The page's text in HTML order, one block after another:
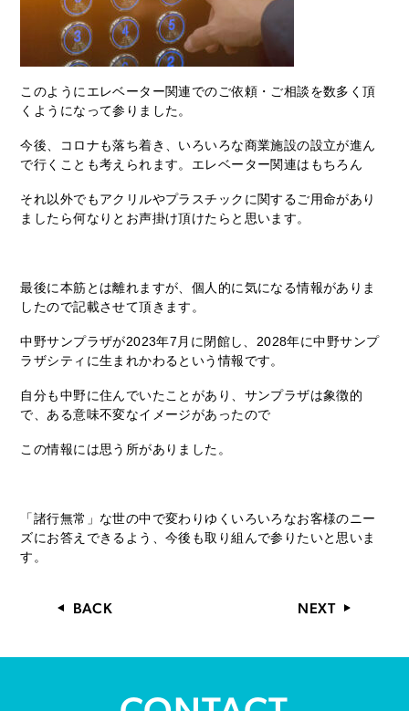
このようにエレベーター関連でのご依頼・ご相談を数多く頂
くようになって参りました。
今後、コロナも落ち着き、いろいろな商業施設の設立が進ん
で行くことも考えられます。エレベーター関連はもちろん
それ以外でもアクリルやプラスチックに関するご用命があり
ましたら何なりとお声掛け頂けたらと思います。
最後に本筋とは離れますが、個人的に気になる情報がありま
したので記載させて頂きます。
中野サンプラザが2023年7月に閉館し、2028年に中野サンプ
ラザシティに生まれかわるという情報です。
自分も中野に住んでいたことがあり、サンプラザは象徴的
で、ある意味不変なイメージがあったので
この情報には思う所がありました。
「諸行無常」な世の中で変わりゆくいろいろなお客様のニー
ズにお答えできるよう、今後も取り組んで参りたいと思いま
す。
BACK NEXT